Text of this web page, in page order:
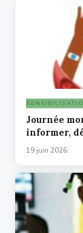
Journée
informer,
19 juin 2026